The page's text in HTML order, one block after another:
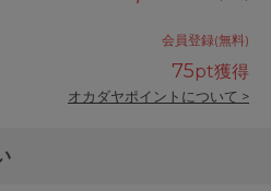
会員登録(無料)
75pt獲得
オカダヤポイントについて >